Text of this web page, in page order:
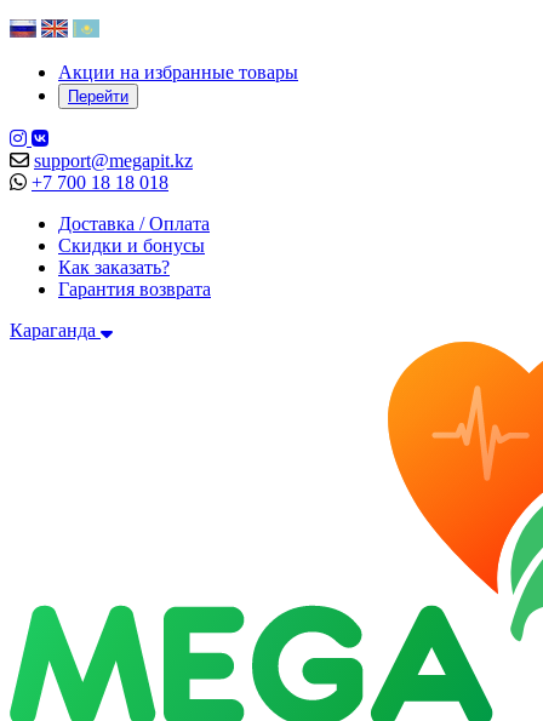
Акции на избранные товары
Перейти
support@megapit.kz
+7 700 18 18 018
Доставка / Оплата
Скидки и бонусы
Как заказать?
Гарантия возврата
Караганда